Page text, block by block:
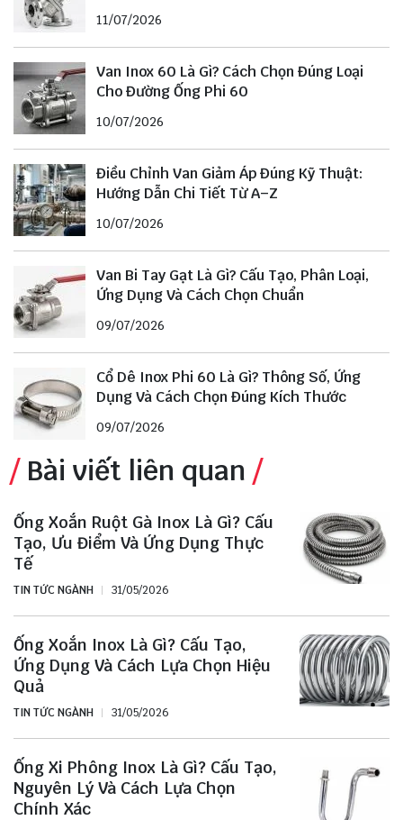
11/07/2026
Van Inox 60 Là Gì? Cách Chọn Đúng Loại
Cho Đường Ống Phi 60
10/07/2026
Điều Chỉnh Van Giảm Áp Đúng Kỹ Thuật:
Hướng Dẫn Chi Tiết Từ A–Z
10/07/2026
Van Bi Tay Gạt Là Gì? Cấu Tạo, Phân Loại,
Ứng Dụng Và Cách Chọn Chuẩn
09/07/2026
Cổ Dê Inox Phi 60 Là Gì? Thông Số, Ứng
Dụng Và Cách Chọn Đúng Kích Thước
09/07/2026
Bài viết liên quan
Ống Xoắn Ruột Gà Inox Là Gì? Cấu
Tạo, Ưu Điểm Và Ứng Dụng Thực
Tế
TIN TỨC NGÀNH 31/05/2026
Ống Xoắn Inox Là Gì? Cấu Tạo,
Ứng Dụng Và Cách Lựa Chọn Hiệu
Quả
TIN TỨC NGÀNH 31/05/2026
Ống Xi Phông Inox Là Gì? Cấu Tạo,
Nguyên Lý Và Cách Lựa Chọn
Chính Xác